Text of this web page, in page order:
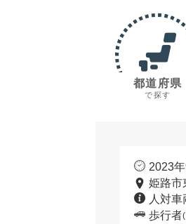
都道府県
で探す
2023
姫路市
人対車
歩行者